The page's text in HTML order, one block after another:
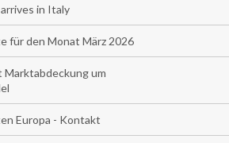
in Italy
für den Monat März 2026
um
Europa - Kontakt